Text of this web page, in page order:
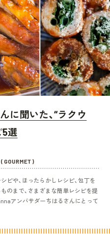
に聞いた、“ラクウ
5選
( GOURMET )
ピや、ほったらかしレシピ、包丁を
のまで、さまざまな簡単レシピを提
アンバサダーちはるさんにとって